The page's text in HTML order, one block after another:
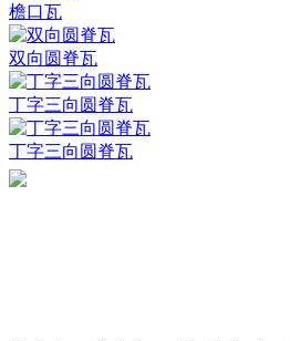
檐口瓦
双向圆脊瓦
丁字三向圆脊瓦
丁字三向圆脊瓦